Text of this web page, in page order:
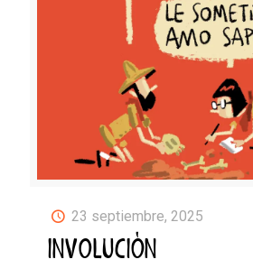
23 septiembre, 2025
INVOLUCIÓN